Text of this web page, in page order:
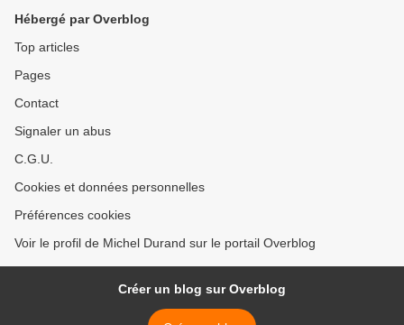
Hébergé par Overblog
Top articles
Pages
Contact
Signaler un abus
C.G.U.
Cookies et données personnelles
Préférences cookies
Voir le profil de Michel Durand sur le portail Overblog
Créer un blog sur Overblog